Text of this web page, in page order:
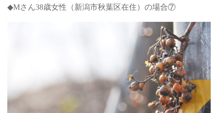
◆Mさん38歳女性（新潟市秋葉区在住）の場合⑦